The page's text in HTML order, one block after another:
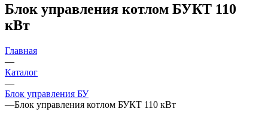
Блок управления котлом БУКТ 110
кВт
Главная
—
Каталог
—
Блок управления БУ
—Блок управления котлом БУКТ 110 кВт